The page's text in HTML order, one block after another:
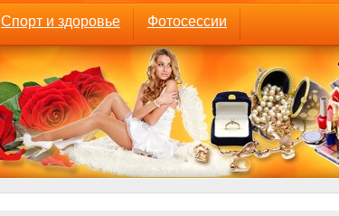
Спорт и здоровье Фотосессии